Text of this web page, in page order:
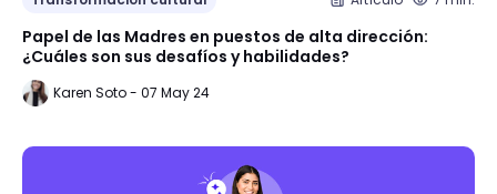
Papel de las Madres en puestos de alta dirección:
¿Cuáles son sus desafíos y habilidades?
Karen Soto - 07 May 24